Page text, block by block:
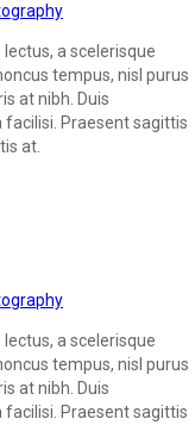
a scelerisque
tempus, nisl purus
at nibh. Duis
facilisi. Praesent sagittis
at.
a scelerisque
tempus, nisl purus
at nibh. Duis
facilisi. Praesent sagittis